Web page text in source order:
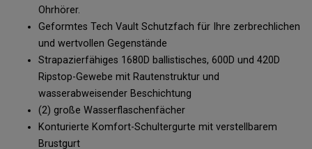
Ohrhörer.
Geformtes Tech Vault Schutzfach für Ihre zerbrechlichen
und wertvollen Gegenstände
Strapazierfähiges 1680D ballistisches, 600D und 420D
Ripstop-Gewebe mit Rautenstruktur und
wasserabweisender Beschichtung
(2) große Wasserflaschenfächer
Konturierte Komfort-Schultergurte mit verstellbarem
Brustgurt